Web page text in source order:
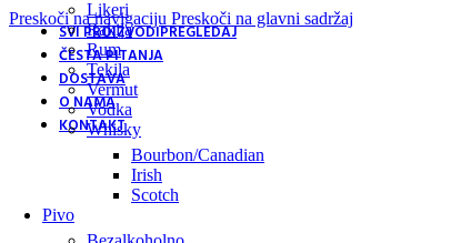
Preskoči na navigaciju Preskoči na glavni sadržaj
SVI PROIZVODIPREGLEDAJ
ČESTA PITANJA
DOSTAVA
O NAMA
KONTAKT
Likeri
Rakija
Rum
Tekila
Vermut
Vodka
Whisky
Bourbon/Canadian
Irish
Scotch
Pivo